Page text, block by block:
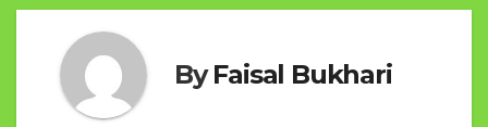
ByFaisal Bukhari